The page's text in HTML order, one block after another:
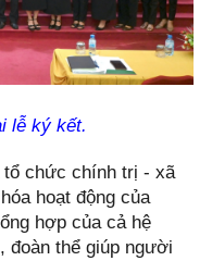
lễ ký kết.
tổ chức chính trị - xã
hoạt động của
hợp của cả hệ
đoàn thể giúp người